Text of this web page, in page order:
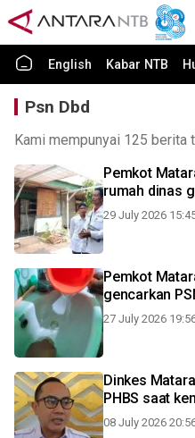
English Kabar NTB
Psn Dbd
Kami mempunyai 125 berita
Pemkot
rumah dinas
29 July 2026
Pemkot
gencarkan
27 July 2026
Dinkes
PHBS saat
08 July 2026